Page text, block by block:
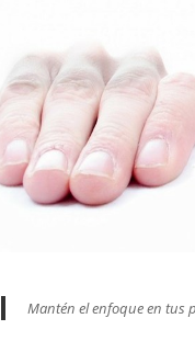
Mantén el enfoque en tus